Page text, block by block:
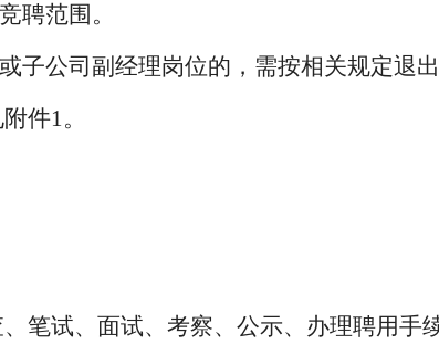
聘范围。
子公司副经理岗位的，需按相关规定退
件1。
笔试、面试、考察、公示、办理聘用手